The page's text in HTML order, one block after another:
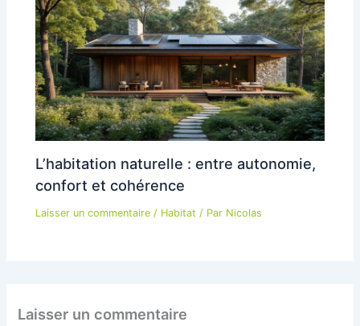
L’habitation naturelle : entre autonomie,
confort et cohérence
Laisser un commentaire / Habitat / Par Nicolas
Laisser un commentaire